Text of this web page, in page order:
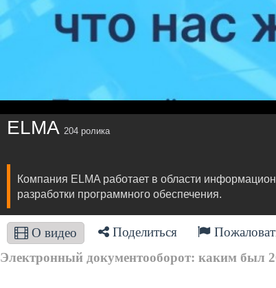
ELMA 204 ролика
Компания ELMA работает в области
разработки программного обеспечения.
О видео Поделиться
Электронный документооборот: каким был